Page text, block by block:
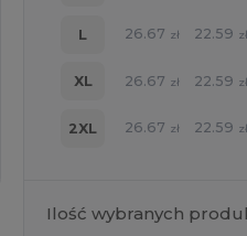
L 26.67 zł 22.59 zł
XL 26.67 zł 22.59 zł
2XL 26.67 zł 22.59 zł
Ilość wybranych